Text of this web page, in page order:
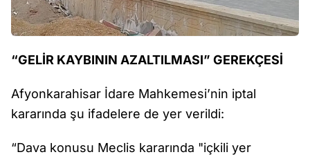
“GELİR KAYBININ AZALTILMASI” GEREKÇESİ
Afyonkarahisar İdare Mahkemesi’nin iptal
kararında şu ifadelere de yer verildi:
“Dava konusu Meclis kararında "içkili yer